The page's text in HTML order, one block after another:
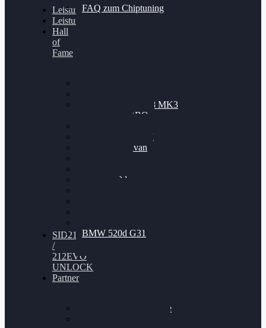
FAQ zum Chiptuning
Leistungsmessung
Leistungsprüfstand
Hall
of
Fame
Nissan GT-R35 3.8 MK3
V6 TWINTURBO
VW Passat 2.0TDI
VW T6 Multivan
BMW 120d
BMW 520d G31
SID212
/
212EVO
UNLOCK
Partner
Bilgenroth Performance